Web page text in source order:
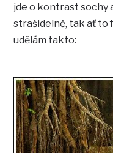
jde o kontrast sochy
strašidelně, tak ať to
udělám takto: